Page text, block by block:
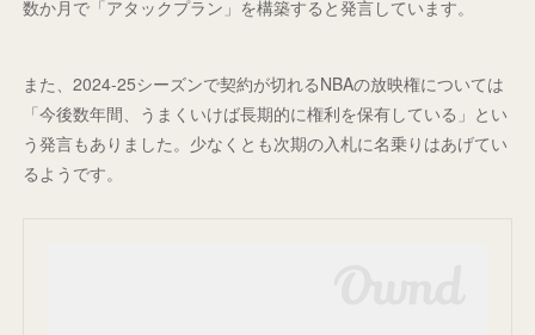
数か月で「アタックプラン」を構築すると発言しています。
また、2024-25シーズンで契約が切れるNBAの放映権については
「今後数年間、うまくいけば長期的に権利を保有している」とい
う発言もありました。少なくとも次期の入札に名乗りはあげてい
るようです。